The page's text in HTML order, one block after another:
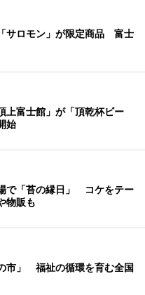
サロモン」が限定商品 富士
上富士館」が「頂乾杯ビー
始
で「苔の縁日」 コケをテー
物販も
市」 福祉の循環を育む全国